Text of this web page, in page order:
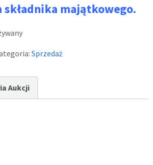
składnika majątkowego.
Sprzedaż
Aukcji